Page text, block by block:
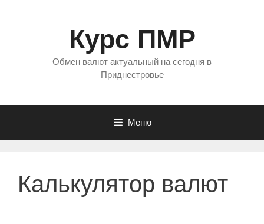
Курс ПМР
Обмен валют актуальный на сегодня в
Приднестровье
Меню
Калькулятор валют